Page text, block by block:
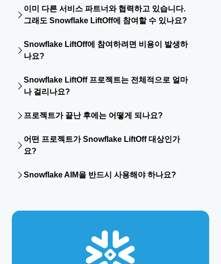
Snowflake AI 데이터 클라우드로의 복잡한 데이터 웨어하
우스 마이그레이션을 성공적으로 수행한 검증된 전문성을
그램을 통해 파트너는 Quickstart 템플릿, Snowflake 마이
그레이션 모범 사례 및 지속적인 Snowflake 교육과 같은
그레이션 위험을 줄일 수 있도록 지원합니다.
자격 요건을 충족하는 프로젝트의 경우 Snowflake는 마이
션 지원금을 제공할 수 있으며, 이를 통해 엔터프라이즈 데
있도록 지원합니다.
이미 다른 서비스 파트너와 협력하고 있습니다.
그래도 Snowflake LiftOff에 참여할 수 있나요?
인마이그레이션 파트너 라면 어떤 파트너와도 함께 참여할
수 있으며, 여기에는 Snowflake on Azure 및 Snowflake on
상 목록에 없지만 포함되어야 한다고 생각하시면
Snowflake에 알려주세요.
Snowflake LiftOff에 참여하려면 비용이 발생하
나요?
프로그램이며, 프로젝트 범위와 작업 유형에 따라 일부 활
동에 대한 비용을 지원받을 수 있습니다. Snowflake 마이
세한 내용은 Snowflake 담당자와 지정된 파트너에게 문의
Snowflake LiftOff 프로젝트는 전체적으로 얼마
나 걸리나요?
로젝트 범위 및 일정에 따라 2~3주 정도 소요됩니다. 이 기
이그레이션 계획을 수립해 이후 마이그레이션을 더욱 효율
적으로 진행할 수 있습니다.
프로젝트가 끝난 후에는 어떻게 되나요?
에 맞춰 구성된 Snowflake 환경을 제공받게 됩니다. 또한
마이그레이션 프로토타입, 프로덕션 배포 및 장기적인 현
에 대한 실행 가능한 권장 사항도 함께 제공합니다.
어떤 프로젝트가 Snowflake LiftOff 대상인가
요?
그레이션과 클라우드 간 마이그레이션을 비롯한 다양한 레
를 Snowflake로 마이그레이션하려는 고객에게 적합합니
Snowflake AIM을 반드시 사용해야 하나요?
Snowflake 마이그레이션 자동화를 포함한 AI 기반 데이터
마이그레이션을 수행하고 Snowflake 파트너 주도의 마이
그레이션에서 더 빠르고 높은 품질의 결과를 얻을 수 있습